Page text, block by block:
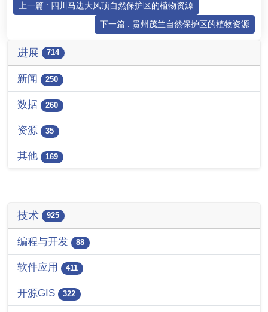
上一篇 : 四川马边大风顶自然保护区的植物资源
下一篇 : 贵州茂兰自然保护区的植物资源
进展 714
新闻 250
数据 260
资源 35
其他 169
技术 925
编程与开发 88
软件应用 411
开源GIS 322